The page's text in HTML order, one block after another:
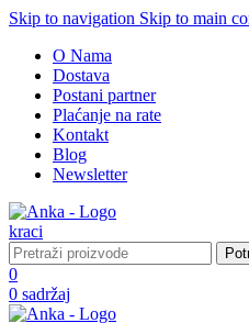
Skip to navigation Skip to main
O Nama
Dostava
Postani partner
Plaćanje na rate
Kontakt
Blog
Newsletter
0
0 sadržaj